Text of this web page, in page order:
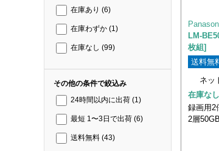
在庫あり (6)
在庫わずか (1)
在庫なし (99)
その他の条件で絞込み
24時間以内に出荷 (1)
最短 1〜3日で出荷 (6)
送料無料 (43)
LM-
枚組]
送料無
ネッ
在庫なし
録画用2
2層